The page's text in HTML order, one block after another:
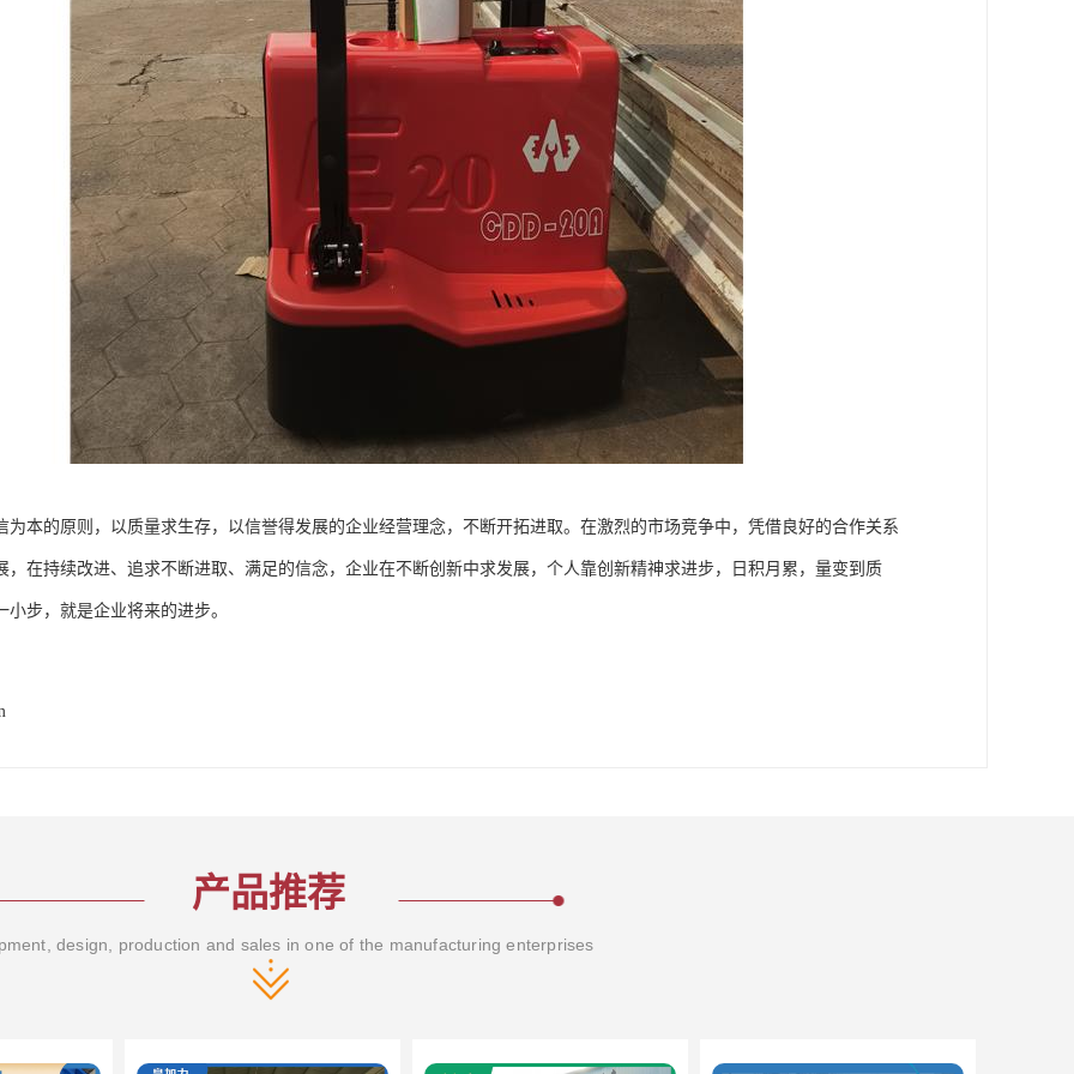
为本的原则，以质量求生存，以信誉得发展的企业经营理念，不断开拓进取。在激烈的市场竞争中，凭借良好的合作关系
，在持续改进、追求不断进取、满足的信念，企业在不断创新中求发展，个人靠创新精神求进步，日积月累，量变到质
小步，就是企业将来的进步。
产品推荐
design, production and sales in one of the manufacturing enterprises